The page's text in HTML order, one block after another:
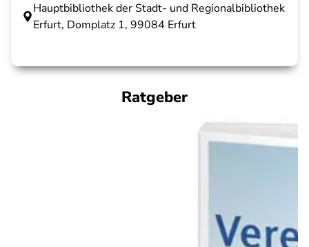
Hauptbibliothek der Stadt- und Regionalbibliothek
Erfurt, Domplatz 1, 99084 Erfurt
Ratgeber